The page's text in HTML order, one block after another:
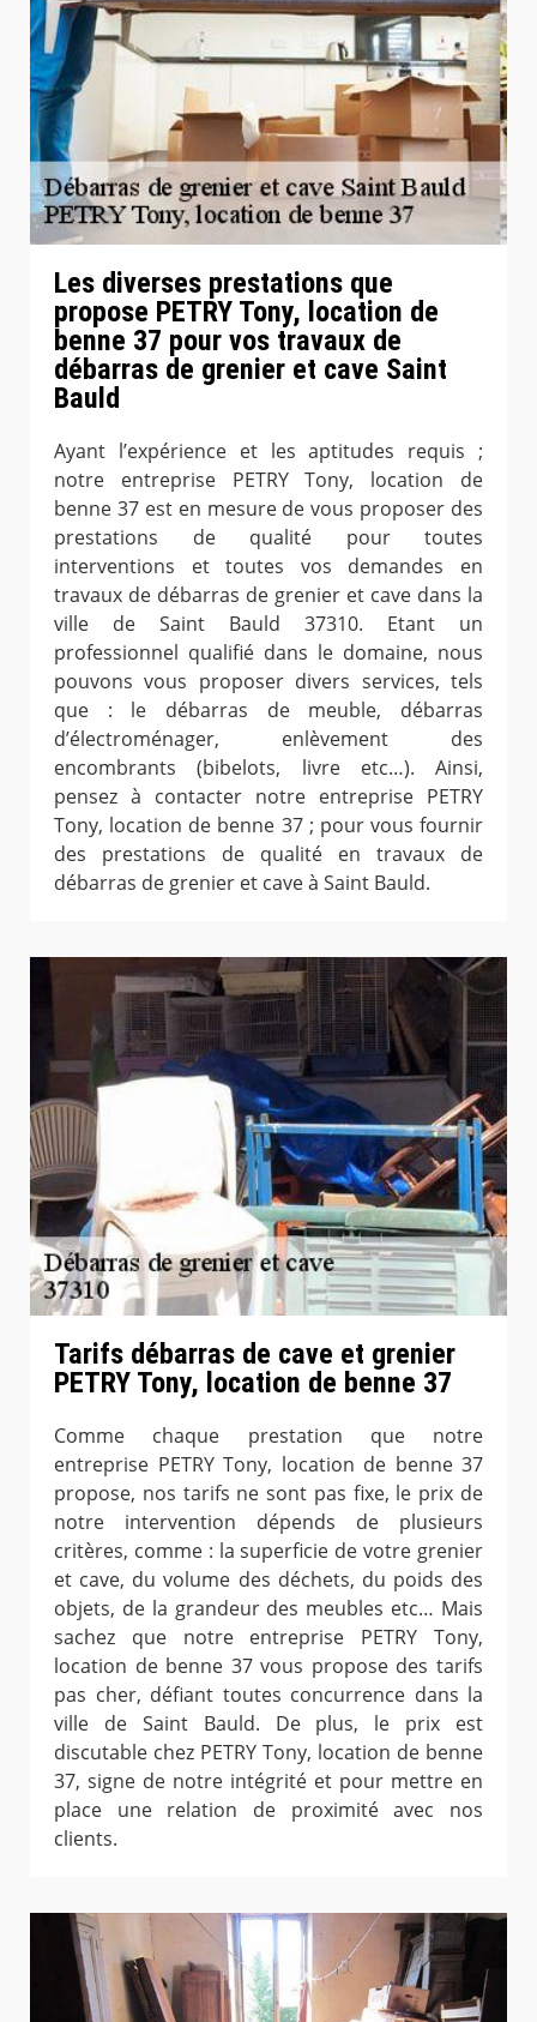
Les diverses prestations que
propose PETRY Tony, location de
benne 37 pour vos travaux de
débarras de grenier et cave Saint
Bauld
Ayant l’expérience et les aptitudes requis ;
notre entreprise PETRY Tony, location de
benne 37 est en mesure de vous proposer des
prestations de qualité pour toutes
interventions et toutes vos demandes en
travaux de débarras de grenier et cave dans la
ville de Saint Bauld 37310. Etant un
professionnel qualifié dans le domaine, nous
pouvons vous proposer divers services, tels
que : le débarras de meuble, débarras
d’électroménager, enlèvement des
encombrants (bibelots, livre etc…). Ainsi,
pensez à contacter notre entreprise PETRY
Tony, location de benne 37 ; pour vous fournir
des prestations de qualité en travaux de
débarras de grenier et cave à Saint Bauld.
Tarifs débarras de cave et grenier
PETRY Tony, location de benne 37
Comme chaque prestation que notre
entreprise PETRY Tony, location de benne 37
propose, nos tarifs ne sont pas fixe, le prix de
notre intervention dépends de plusieurs
critères, comme : la superficie de votre grenier
et cave, du volume des déchets, du poids des
objets, de la grandeur des meubles etc… Mais
sachez que notre entreprise PETRY Tony,
location de benne 37 vous propose des tarifs
pas cher, défiant toutes concurrence dans la
ville de Saint Bauld. De plus, le prix est
discutable chez PETRY Tony, location de benne
37, signe de notre intégrité et pour mettre en
place une relation de proximité avec nos
clients.